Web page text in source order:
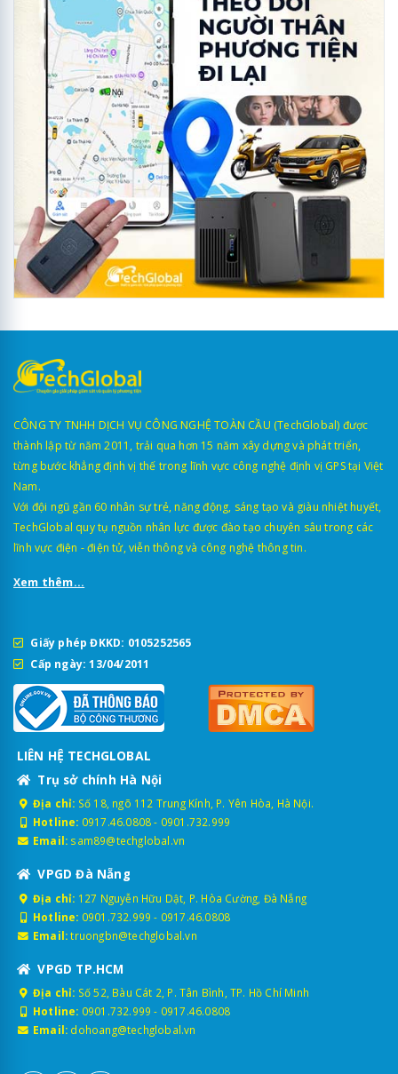
CÔNG TY TNHH DỊCH VỤ CÔNG NGHỆ TOÀN CẦU (TechGlobal) được
thành lập từ năm 2011, trải qua hơn 15 năm xây dựng và phát triển,
từng bước khẳng định vị thế trong lĩnh vực công nghệ định vị GPS tại Việt
Nam.
Với đội ngũ gần 60 nhân sự trẻ, năng động, sáng tạo và giàu nhiệt huyết,
TechGlobal quy tụ nguồn nhân lực được đào tạo chuyên sâu trong các
lĩnh vực điện - điện tử, viễn thông và công nghệ thông tin.
Xem thêm...
Giấy phép ĐKKD: 0105252565
Cấp ngày: 13/04/2011
LIÊN HỆ TECHGLOBAL
Trụ sở chính Hà Nội
Địa chỉ: Số 18, ngõ 112 Trung Kính, P. Yên Hòa, Hà Nội.
Hotline: 0917.46.0808- 0901.732.999
Email: sam89@techglobal.vn
VPGD Đà Nẵng
Địa chỉ: 127 Nguyễn Hữu Dật, P. Hòa Cường, Đà Nẵng
Hotline: 0901.732.999 - 0917.46.0808
Email: truongbn@techglobal.vn
VPGD TP.HCM
Địa chỉ: Số 52, Bàu Cát 2, P. Tân Bình, TP. Hồ Chí Minh
Hotline: 0901.732.999 - 0917.46.0808
Email: dohoang@techglobal.vn